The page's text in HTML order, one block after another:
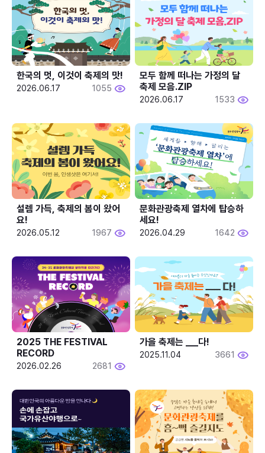
한국의 멋, 이것이 축제의 맛!
2026.06.17 1055
모두 함께 떠나는 가정의 달
축제 모음.ZIP
2026.06.17 1533
설렘 가득, 축제의 봄이 왔어
요!
2026.05.12 1967
문화관광축제 열차에 탑승하
세요!
2026.04.29 1642
2025 THE FESTIVAL
RECORD
2026.02.26 2681
2025.11.04 3661